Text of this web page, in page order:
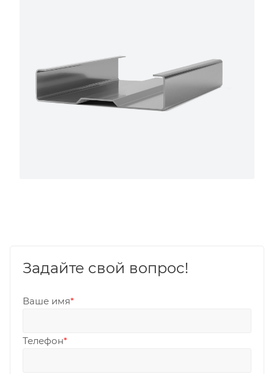
Задайте свой вопрос!
Ваше имя*
Телефон*